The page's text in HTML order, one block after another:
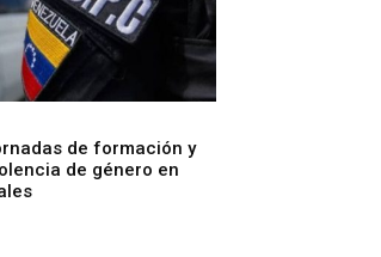
de formación y
de género en